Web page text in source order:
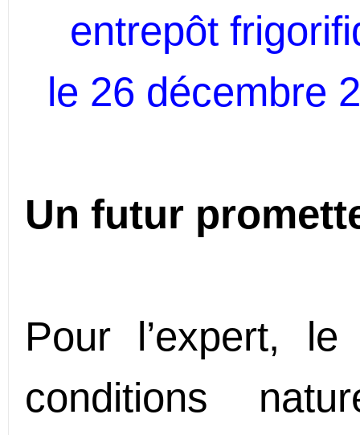
entrepôt
le 26 décembre
Un futur
Pour l’expert,
conditions